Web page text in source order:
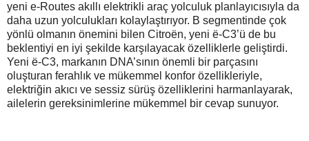
yeni e-Routes akıllı elektrikli araç yolculuk planlayıcısıyla da
daha uzun yolculukları kolaylaştırıyor. B segmentinde çok
yönlü olmanın önemini bilen Citroën, yeni ë-C3’ü de bu
beklentiyi en iyi şekilde karşılayacak özelliklerle geliştirdi.
Yeni ë-C3, markanın DNA’sının önemli bir parçasını
oluşturan ferahlık ve mükemmel konfor özellikleriyle,
elektriğin akıcı ve sessiz sürüş özelliklerini harmanlayarak,
ailelerin gereksinimlerine mükemmel bir cevap sunuyor.